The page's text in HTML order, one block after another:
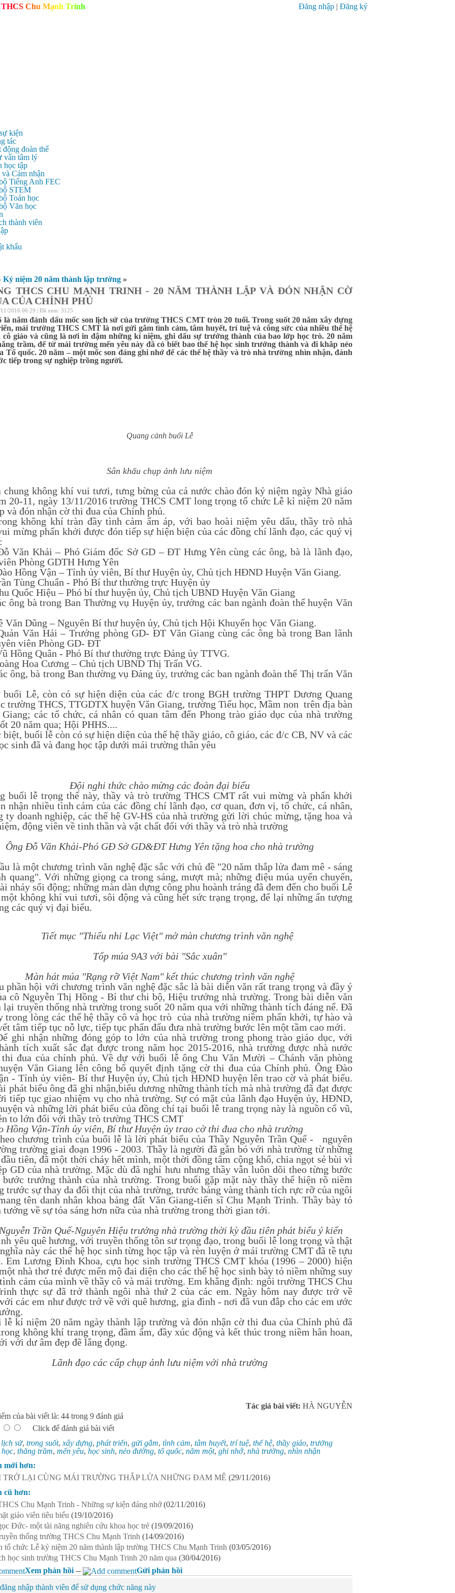
THCS Chu Mạnh Trinh Đăng nhập | Đăng ký
kiện
tác
động đoàn thể
vấn tâm lý
học tập
và Cảm nhận
Tiếng Anh FEC
STEM
Toán học
Văn học
thành viên
khẩu
Kỷ niệm 20 năm thành lập trường »
THCS CHU MẠNH TRINH - 20 NĂM THÀNH LẬP VÀ ĐÓN NHẬN CỜ
CỦA CHÍNH PHỦ
2016 06:29 | Đã xem: 3125
là năm đánh dấu mốc son lịch sử của trường THCS CMT tròn 20 tuổi. Trong suốt 20 năm xây dựng
mái trường THCS CMT là nơi gửi gắm tình cảm, tâm huyết, trí tuệ và công sức của nhiều thế hệ
cô giáo và cũng là nơi in đậm những kỉ niệm, ghi dấu sự trưởng thành của bao lớp học trò. 20 năm
trầm, để từ mái trường mến yêu này đã có biết bao thế hệ học sinh trưởng thành và đi khắp nẻo
Tổ quốc. 20 năm – một mốc son đáng ghi nhớ để các thế hệ thầy và trò nhà trường nhìn nhận, đánh
tiếp trong sự nghiệp trồng người.
Quang cảnh buổi Lễ
Sân khấu chụp ảnh lưu niệm
không khí vui tươi, tưng bừng của cả nước chào đón kỷ niệm ngày Nhà giáo
20-11, ngày 13/11/2016 trường THCS CMT long trọng tổ chức Lễ kỉ niệm 20 năm
và đón nhận cờ thi đua của Chính phủ.
khí tràn đầy tình cảm ấm áp, với bao hoài niệm yêu dấu, thầy trò nhà
mừng phấn khởi được đón tiếp sự hiện biện của các đồng chí lãnh đạo, các quý vị
Văn Khải – Phó Giám đốc Sở GD – ĐT Hưng Yên cùng các ông, bà là lãnh đạo,
Phòng GDTH Hưng Yên
Hồng Vận – Tỉnh ủy viên, Bí thư Huyện ủy, Chủ tịch HĐND Huyện Văn Giang.
Tùng Chuẩn - Phó Bí thư thường trực Huyện ủy
Quốc Hiệu – Phó bí thư huyện ủy, Chủ tịch UBND Huyện Văn Giang
ông bà trong Ban Thường vụ Huyện ủy, trưởng các ban ngành đoàn thể huyện Văn
Văn Dũng – Nguyên Bí thư huyện ủy, Chủ tịch Hội Khuyến học Văn Giang.
Văn Hải – Trưởng phòng GD- ĐT Văn Giang cùng các ông bà trong Ban lãnh
viên Phòng GD- ĐT
Hồng Quân - Phó Bí thư thường trực Đảng ủy TTVG.
Hoa Cương – Chủ tịch UBND Thị Trấn VG.
ông, bà trong Ban thường vụ Đảng ủy, trưởng các ban ngành đoàn thể Thị trấn Văn
Lễ, còn có sự hiện diện của các đ/c trong BGH trường THPT Dương Quang
trường THCS, TTGDTX huyện Văn Giang, trường Tiểu học, Mầm non trên địa bàn
các tổ chức, cá nhân có quan tâm đến Phong trào giáo dục của nhà trường
20 năm qua; Hội PHHS....
biệt, buổi lễ còn có sự hiện diện của thế hệ thầy giáo, cô giáo, các đ/c CB, NV và các
sinh đã và đang học tập dưới mái trường thân yêu
Đội nghi thức chào mừng các đoàn đại biểu
lễ trọng thể này, thầy và trò trường THCS CMT rất vui mừng và phấn khởi
nhận nhiều tình cảm của các đồng chí lãnh đạo, cơ quan, đơn vị, tổ chức, cá nhân,
ty doanh nghiệp, các thế hệ GV-HS của nhà trường gửi lời chúc mừng, tặng hoa và
động viên về tinh thần và vật chất đối với thầy và trò nhà trường
Ông Đỗ Văn Khải-Phó GĐ Sở GD&ĐT Hưng Yên tặng hoa cho nhà trường
là một chương trình văn nghệ đặc sắc với chủ đề "20 năm thắp lửa đam mê - sáng
quang". Với những giọng ca trong sáng, mượt mà; những điệu múa uyển chuyển,
nhảy sổi động; những màn dàn dựng công phu hoành tráng đã đem đến cho buổi Lễ
không khí vui tươi, sôi động và cũng hết sức trạng trọng, để lại những ấn tượng
các quý vị đại biểu.
Tiết mục "Thiếu nhi Lạc Việt" mở màn chương trình văn nghệ
Tốp múa 9A3 với bài "Sắc xuân"
Màn hát múa "Rạng rỡ Việt Nam" kết thúc chương trình văn nghệ
hội với chương trình văn nghệ đặc sắc là bài diễn văn rất trang trọng và đầy ý
cô Nguyễn Thị Hồng - Bí thư chi bộ, Hiệu trưởng nhà trường. Trong bài diễn văn
lại truyền thống nhà trường trong suốt 20 năm qua với những thành tích đáng nể. Đã
trong lòng các thế hệ thầy cô và học trò của nhà trường niềm phấn khởi, tự hào và
tâm tiếp tục nỗ lực, tiếp tục phấn đấu đưa nhà trường bước lên một tầm cao mới.
nhận những đóng góp to lớn của nhà trường trong phong trào giáo dục, với
tích xuất sắc đạt được trong năm học 2015-2016, nhà trường được nhà nước
đua của chính phủ. Về dự với buổi lễ ông Chu Văn Mười – Chánh văn phòng
Văn Giang lên công bố quyết định tặng cờ thi đua của Chính phủ. Ông Đào
- Tỉnh ủy viên- Bí thư Huyện ủy, Chủ tịch HĐND huyện lên trao cờ và phát biểu.
phát biểu ông đã ghi nhận,biểu dương những thành tích mà nhà trường đã đạt được
tiếp tục giao nhiệm vụ cho nhà trường. Sự có mặt của lãnh đạo Huyện ủy, HĐND,
và những lời phát biểu của đồng chí tại buổi lễ trang trọng này là nguồn cổ vũ,
to lớn đối với thầy trò trường THCS CMT
Hồng Vận-Tỉnh ủy viên, Bí thư Huyện ủy trao cờ thi đua cho nhà trường
chương trình của buổi lễ là lời phát biểu của Thầy Nguyễn Trần Quế - nguyên
trường giai đoạn 1996 - 2003. Thầy là người đã gắn bó với nhà trường từ những
tiên, đã một thời cháy hết mình, một thời đồng tâm cộng khổ, chia ngọt sẻ bùi vì
GD của nhà trường. Mặc dù đã nghỉ hưu nhưng thầy vẫn luôn dõi theo từng bước
trưởng thành của nhà trường. Trong buổi gặp mặt này thầy thể hiện rõ niềm
trước sự thay da đổi thịt của nhà trường, trước bảng vàng thành tích rực rỡ của ngôi
tên danh nhân khoa bảng đất Văn Giang-tiến sĩ Chu Mạnh Trinh. Thầy bày tỏ
về sự tỏa sáng hơn nữa của nhà trường trong thời gian tới.
Trần Quế-Nguyên Hiệu trưởng nhà trường thời kỳ đầu tiên phát biểu ý kiến
yêu quê hương, với truyền thống tôn sư trọng đạo, trong buổi lễ long trọng và thật
này các thế hệ học sinh từng học tập và rèn luyện ở mái trường CMT đã tề tựu
Em Lương Đình Khoa, cựu học sinh trường THCS CMT khóa (1996 – 2000) hiện
nhà thơ trẻ được mến mộ đai diện cho các thế hệ học sinh bày tỏ niềm những suy
cảm của mình về thầy cô và mái trường. Em khẳng định: ngôi trường THCS Chu
thực sự đã trở thành ngôi nhà thứ 2 của các em. Ngày hôm nay được trở về
các em như được trở về với quê hương, gia đình - nơi đã vun đắp cho các em ước
kỉ niệm 20 năm ngày thành lập trường và đón nhận cờ thi đua của Chính phủ đã
không khí trang trọng, đầm ấm, đầy xúc động và kết thúc trong niềm hân hoan,
với dư âm đẹp đẽ lắng đọng.
Lãnh đạo các cấp chụp ảnh lưu niệm với nhà trường
Tác giả bài viết: HÀ NGUYỄN
của bài viết là: 44 trong 9 đánh giá
Click để đánh giá bài viết
lịch sử, trong suốt, xây dựng, phát triển, gửi gắm, tình cảm, tâm huyết, trí tuệ, thế hệ, thầy giáo, trưởng
, thăng trầm, mến yêu, học sinh, nẻo đường, tổ quốc, năm một, ghi nhớ, nhà trường, nhìn nhận
mới hơn:
TRỞ LẠI CÙNG MÁI TRƯỜNG THẮP LỬA NHỮNG ĐAM MÊ (29/11/2016)
cũ hơn:
Chu Mạnh Trinh - Những sự kiện đáng nhớ (02/11/2016)
giáo viên tiêu biểu (19/10/2016)
Đức- một tài năng nghiên cứu khoa học trẻ (19/09/2016)
thống trường THCS Chu Mạnh Trinh (14/09/2016)
tổ chức Lễ kỷ niệm 20 năm thành lập trường THCS Chu Mạnh Trinh (03/05/2016)
học sinh trường THCS Chu Mạnh Trinh 20 năm qua (30/04/2016)
Xem phản hồi --
Gửi phản hồi
nhập thành viên để sử dụng chức năng này